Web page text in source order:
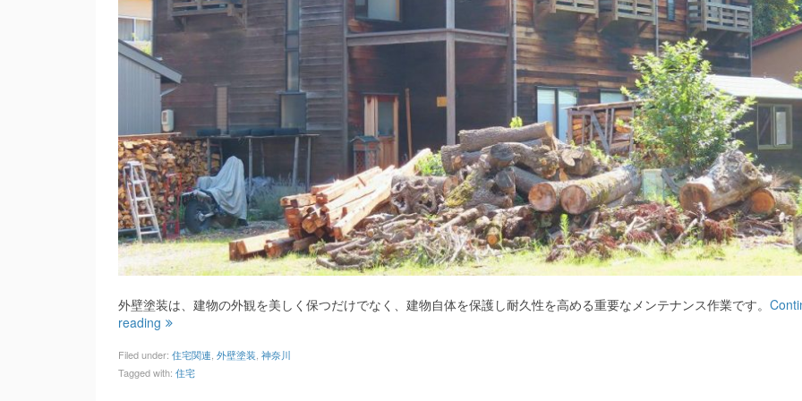
外壁塗装は、建物の外観を美しく保つだけでなく、建物自体を保護し耐久性を高める重要なメンテナンス作業です。
reading
Filed under: 住宅関連, 外壁塗装, 神奈川
Tagged with: 住宅